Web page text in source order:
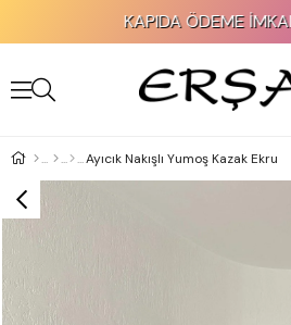
KAPIDA ÖDEME İMKANI!
Ayıcık Nakışlı Yumoş Kazak Ekru